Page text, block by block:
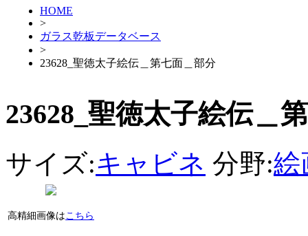
HOME
>
ガラス乾板データベース
>
23628_聖徳太子絵伝＿第七面＿部分
23628_聖徳太子絵伝＿
サイズ:キャビネ 分野:絵
高精細画像はこちら